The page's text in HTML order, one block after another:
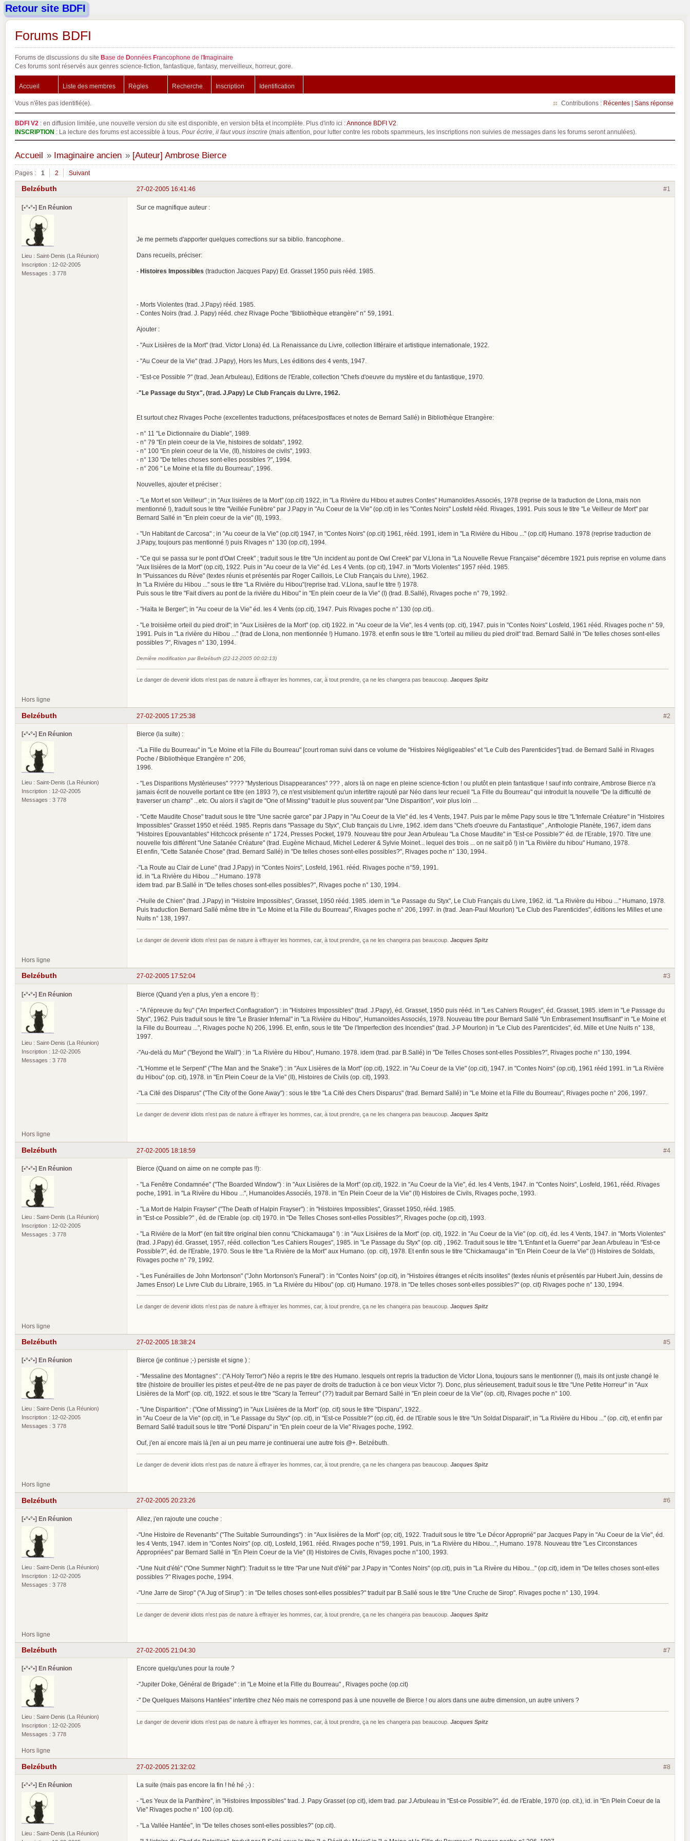
Retour site BDFI
Forums BDFI
Forums de discussions du site Base de Données Francophone de l'Imaginaire
Ces forums sont réservés aux genres science-fiction, fantastique, fantasy, merveilleux, horreur, gore.
Accueil Liste des membres Règles Recherche Inscription Identification
Vous n'êtes pas identifié(e). Contributions : Récentes | Sans réponse
BDFI V2 : en diffusion limitée, une nouvelle version du site est disponible, en version bêta et incomplète. Plus d'info ici :Annonce BDFI V2
INSCRIPTION : La lecture des forums est accessible à tous. Pour écrire, il faut vous inscrire (mais attention, pour lutter contre les robots spammeurs, les inscriptions non suivies de messages dans les forums seront annulées).
Accueil » Imaginaire ancien » [Auteur] Ambrose Bierce
Pages : 1 2 Suivant
#1
27-02-2005 16:41:46
Belzébuth
[•°•°•] En Réunion
Lieu : Saint-Denis (La Réunion)
Inscription : 12-02-2005
Messages : 3 778
Sur ce magnifique auteur :
Je me permets d'apporter quelques corrections sur sa biblio. francophone.
Dans recueils, préciser:
- Histoires Impossibles (traduction Jacques Papy) Ed. Grasset 1950 puis rééd. 1985.
- Morts Violentes (trad. J.Papy) rééd. 1985.
- Contes Noirs (trad. J. Papy) rééd. chez Rivage Poche "Bibliothèque etrangère" n° 59, 1991.
Ajouter :
- "Aux Lisières de la Mort" (trad. Victor Llona) éd. La Renaissance du Livre, collection littéraire et artistique internationale, 1922.
- "Au Coeur de la Vie" (trad. J.Papy), Hors les Murs, Les éditions des 4 vents, 1947.
- "Est-ce Possible ?" (trad. Jean Arbuleau), Editions de l'Erable, collection "Chefs d'oeuvre du mystère et du fantastique, 1970.
-"Le Passage du Styx", (trad. J.Papy) Le Club Français du Livre, 1962.
Et surtout chez Rivages Poche (excellentes traductions, préfaces/postfaces et notes de Bernard Sallé) in Bibliothèque Etrangère:
- n° 11 "Le Dictionnaire du Diable", 1989.
- n° 79 "En plein coeur de la Vie, histoires de soldats", 1992.
- n° 100 "En plein coeur de la Vie, (II), histoires de civils", 1993.
- n° 130 "De telles choses sont-elles possibles ?", 1994.
- n° 206 " Le Moine et la fille du Bourreau", 1996.
Nouvelles, ajouter et préciser :
- "Le Mort et son Veilleur" ; in "Aux lisières de la Mort" (op.cit) 1922, in "La Rivière du Hibou et autres Contes" Humanoïdes Associés, 1978 (reprise de la traduction de Llona, mais non
mentionné !), traduit sous le titre "Veillée Funèbre" par J.Papy in "Au Coeur de la Vie" (op.cit) in les "Contes Noirs" Losfeld rééd. Rivages, 1991. Puis sous le titre "Le Veilleur de Mort" par
Bernard Sallé in "En plein coeur de la vie" (II), 1993.
- "Un Habitant de Carcosa" ; in "Au coeur de la Vie" (op.cit) 1947, in "Contes Noirs" (op.cit) 1961, rééd. 1991, idem in "La Rivière du Hibou ..." (op.cit) Humano. 1978 (reprise traduction de
J.Papy, toujours pas mentionné !) puis Rivages n° 130 (op.cit), 1994.
- "Ce qui se passa sur le pont d'Owl Creek" ; traduit sous le titre "Un incident au pont de Owl Creek" par V.Llona in "La Nouvelle Revue Française" décembre 1921 puis reprise en volume dans
"Aux lisières de la Mort" (op.cit), 1922. Puis in "Au coeur de la Vie" éd. Les 4 Vents. (op cit), 1947. in "Morts Violentes" 1957 rééd. 1985.
In "Puissances du Rève" (textes réunis et présentés par Roger Caillois, Le Club Français du Livre), 1962.
In "La Rivière du Hibou ..." sous le titre "La Rivière du Hibou"(reprise trad. V.Llona, sauf le titre !) 1978.
Puis sous le titre "Fait divers au pont de la rivière du Hibou" in "En plein coeur de la Vie" (I) (trad. B.Sallé), Rivages poche n° 79, 1992.
- "Haïta le Berger"; in "Au coeur de la Vie" éd. les 4 Vents (op.cit), 1947. Puis Rivages poche n° 130 (op.cit).
- "Le troisième orteil du pied droit"; in "Aux Lisières de la Mort" (op. cit) 1922. in "Au coeur de la Vie", les 4 vents (op. cit), 1947. puis in "Contes Noirs" Losfeld, 1961 rééd. Rivages poche n° 59,
1991. Puis in "La rivière du Hibou ..." (trad de Llona, non mentionnée !) Humano. 1978. et enfin sous le titre "L'orteil au milieu du pied droit" trad. Bernard Sallé in "De telles choses sont-elles
possibles ?", Rivages n° 130, 1994.
Dernière modification par Belzébuth (22-12-2005 00:02:13)
Le danger de devenir idiots n'est pas de nature à effrayer les hommes, car, à tout prendre, ça ne les changera pas beaucoup. Jacques Spitz
Hors ligne
#2
27-02-2005 17:25:38
Belzébuth
[•°•°•] En Réunion
Lieu : Saint-Denis (La Réunion)
Inscription : 12-02-2005
Messages : 3 778
Bierce (la suite) :
-"La Fille du Bourreau" in "Le Moine et la Fille du Bourreau" [court roman suivi dans ce volume de "Histoires Négligeables" et "Le Culb des Parenticides"] trad. de Bernard Sallé in Rivages
Poche / Bibliothèque Etrangère n° 206,
1996.
- "Les Disparitions Mystèrieuses" ???? "Mysterious Disappearances" ??? , alors là on nage en pleine science-fiction ! ou plutôt en plein fantastique ! sauf info contraire, Ambrose Bierce n'a
jamais écrit de nouvelle portant ce titre (en 1893 ?), ce n'est visiblement qu'un intertitre rajouté par Néo dans leur recueil "La Fille du Bourreau" qui introduit la nouvelle "De la difficulté de
traverser un champ" ...etc. Ou alors il s'agit de "One of Missing" traduit le plus souvent par "Une Disparition", voir plus loin ...
- "Cette Maudite Chose" traduit sous le titre "Une sacrée garce" par J.Papy in "Au Coeur de la Vie" éd. les 4 Vents, 1947. Puis par le même Papy sous le titre "L'Infernale Créature" in "Histoires
Impossibles" Grasset 1950 et rééd. 1985. Repris dans "Passage du Styx", Club français du Livre, 1962. idem dans "Chefs d'oeuvre du Fantastique" , Anthologie Planète, 1967, idem dans
"Histoires Epouvantables" Hitchcock présente n° 1724, Presses Pocket, 1979. Nouveau titre pour Jean Arbuleau "La Chose Maudite" in "Est-ce Possible?" éd. de l'Erable, 1970. Titre une
nouvelle fois différent "Une Satanée Créature" (trad. Eugène Michaud, Michel Lederer & Sylvie Moinet... lequel des trois ... on ne sait pô !) in "La Rivière du hibou" Humano, 1978.
Et enfin, "Cette Satanée Chose" (trad. Bernard Sallé) in "De telles choses sont-elles possibles?", Rivages poche n° 130, 1994.
-"La Route au Clair de Lune" (trad J.Papy) in "Contes Noirs", Losfeld, 1961. rééd. Rivages poche n°59, 1991.
id. in "La Rivière du Hibou ..." Humano. 1978
idem trad. par B.Sallé in "De telles choses sont-elles possibles?", Rivages poche n° 130, 1994.
-"Huile de Chien" (trad. J.Papy) in "Histoire Impossibles", Grasset, 1950 rééd. 1985. idem in "Le Passage du Styx", Le Club Français du Livre, 1962. id. "La Rivière du Hibou ..." Humano, 1978.
Puis traduction Bernard Sallé même titre in "Le Moine et la Fille du Bourreau", Rivages poche n° 206, 1997. in (trad. Jean-Paul Mourlon) "Le Club des Parenticides", éditions les Milles et une
Nuits n° 138, 1997.
Le danger de devenir idiots n'est pas de nature à effrayer les hommes, car, à tout prendre, ça ne les changera pas beaucoup. Jacques Spitz
Hors ligne
#3
27-02-2005 17:52:04
Belzébuth
[•°•°•] En Réunion
Lieu : Saint-Denis (La Réunion)
Inscription : 12-02-2005
Messages : 3 778
Bierce (Quand y'en a plus, y'en a encore !!) :
- "A l'épreuve du feu" ("An Imperfect Conflagration") : in "Histoires Impossibles" (trad. J.Papy), éd. Grasset, 1950 puis rééd. in "Les Cahiers Rouges", éd. Grasset, 1985. idem in "Le Passage du
Styx", 1962. Puis traduit sous le titre "Le Brasier Infernal" in "La Rivière du Hibou", Humanoïdes Associés, 1978. Nouveau titre pour Bernard Sallé "Un Embrasement Insuffisant" in "Le Moine et
la Fille du Bourreau ...", Rivages poche N) 206, 1996. Et, enfin, sous le tite "De l'Imperfection des Incendies" (trad. J-P Mourlon) in "Le Club des Parenticides", éd. Mille et Une Nuits n° 138,
1997.
-"Au-delà du Mur" ("Beyond the Wall") : in "La Rivière du Hibou", Humano. 1978. idem (trad. par B.Sallé) in "De Telles Choses sont-elles Possibles?", Rivages poche n° 130, 1994.
-"L'Homme et le Serpent" ("The Man and the Snake") : in "Aux Lisières de la Mort" (op.cit), 1922. in "Au Coeur de la Vie" (op.cit), 1947. in "Contes Noirs" (op.cit), 1961 rééd 1991. in "La Rivière
du Hibou" (op. cit), 1978. in "En Plein Coeur de la Vie" (II), Histoires de Civils (op. cit), 1993.
-"La Cité des Disparus" ("The City of the Gone Away") : sous le titre "La Cité des Chers Disparus" (trad. Bernard Sallé) in "Le Moine et la Fille du Bourreau", Rivages poche n° 206, 1997.
Le danger de devenir idiots n'est pas de nature à effrayer les hommes, car, à tout prendre, ça ne les changera pas beaucoup. Jacques Spitz
Hors ligne
#4
27-02-2005 18:18:59
Belzébuth
[•°•°•] En Réunion
Lieu : Saint-Denis (La Réunion)
Inscription : 12-02-2005
Messages : 3 778
Bierce (Quand on aime on ne compte pas !!):
- "La Fenêtre Condamnée" ("The Boarded Window") : in "Aux Lisières de la Mort" (op.cit), 1922. in "Au Coeur de la Vie", éd. les 4 Vents, 1947. in "Contes Noirs", Losfeld, 1961, rééd. Rivages
poche, 1991. in "La Rivère du Hibou ...", Humanoïdes Associés, 1978. in "En Plein Coeur de la Vie" (II) Histoires de Civils, Rivages poche, 1993.
- "La Mort de Halpin Frayser" ("The Death of Halpin Frayser") : in "Histoires Impossibles", Grasset 1950, rééd. 1985.
in "Est-ce Possible?" , éd. de l'Erable (op. cit) 1970. in "De Telles Choses sont-elles Possibles?", Rivages poche (op.cit), 1993.
- "La Rivière de la Mort" (en fait titre original bien connu "Chickamauga" !) : in "Aux Lisières de la Mort" (op. cit), 1922. in "Au Coeur de la Vie" (op. cit), éd. les 4 Vents, 1947. in "Morts Violentes"
(trad. J.Papy) éd. Grasset, 1957, rééd. collection "Les Cahiers Rouges", 1985. in "Le Passage du Styx" (op. cit) , 1962. Traduit sous le titre "L'Enfant et la Guerre" par Jean Arbuleau in "Est-ce
Possible?", éd. de l'Erable, 1970. Sous le titre "La Rivière de la Mort" aux Humano. (op. cit), 1978. Et enfin sous le titre "Chickamauga" in "En Plein Coeur de la Vie" (I) Histoires de Soldats,
Rivages poche n° 79, 1992.
- "Les Funérailles de John Mortonson" ("John Mortonson's Funeral") : in "Contes Noirs" (op.cit), in "Histoires étranges et récits insolites" (textes réunis et présentés par Hubert Juin, dessins de
James Ensor) Le Livre Club du Libraire, 1965. in "La Rivière du Hibou" (op. cit) Humano. 1978. in "De telles choses sont-elles possibles?" (op. cit) Rivages poche n° 130, 1994.
Le danger de devenir idiots n'est pas de nature à effrayer les hommes, car, à tout prendre, ça ne les changera pas beaucoup. Jacques Spitz
Hors ligne
#5
27-02-2005 18:38:24
Belzébuth
[•°•°•] En Réunion
Lieu : Saint-Denis (La Réunion)
Inscription : 12-02-2005
Messages : 3 778
Bierce (je continue ;-) persiste et signe ) :
- "Messaline des Montagnes" : ("A Holy Terror") Néo a repris le titre des Humano. lesquels ont repris la traduction de Victor Llona, toujours sans le mentionner (!), mais ils ont juste changé le
titre (histoire de brouiller les pistes et peut-être de ne pas payer de droits de traduction à ce bon vieux Victor ?). Donc, plus sérieusement, traduit sous le titre "Une Petite Horreur" in "Aux
Lisières de la Mort" (op. cit), 1922. et sous le titre "Scary la Terreur" (??) traduit par Bernard Sallé in "En plein coeur de la Vie" (op. cit), Rivages poche n° 100.
- "Une Disparition" : ("One of Missing") in "Aux Lisières de la Mort" (op. cit) sous le titre "Disparu", 1922.
in "Au Coeur de la Vie" (op.cit), in "Le Passage du Styx" (op. cit), in "Est-ce Possible?" (op.cit), éd. de l'Erable sous le titre "Un Soldat Disparait", in "La Rivière du Hibou ..." (op. cit), et enfin par
Bernard Sallé traduit sous le titre "Porté Disparu" in "En plein coeur de la Vie" Rivages poche, 1992.
Ouf, j'en ai encore mais là j'en ai un peu marre je continuerai une autre fois @+. Belzébuth.
Le danger de devenir idiots n'est pas de nature à effrayer les hommes, car, à tout prendre, ça ne les changera pas beaucoup. Jacques Spitz
Hors ligne
#6
27-02-2005 20:23:26
Belzébuth
[•°•°•] En Réunion
Lieu : Saint-Denis (La Réunion)
Inscription : 12-02-2005
Messages : 3 778
Allez, j'en rajoute une couche :
-"Une Histoire de Revenants" ("The Suitable Surroundings") : in "Aux lisières de la Mort" (op; cit), 1922. Traduit sous le titre "Le Décor Approprié" par Jacques Papy in "Au Coeur de la Vie", éd.
les 4 Vents, 1947. idem in "Contes Noirs" (op. cit), Losfeld, 1961. rééd. Rivages poche n°59, 1991. Puis, in "La Rivière du Hibou...", Humano. 1978. Nouveau titre "Les Circonstances
Appropriées" par Bernard Sallé in "En Plein Coeur de la Vie" (II) Histoires de Civils, Rivages poche n°100, 1993.
-"Une Nuit d'été" ("One Summer Night"): Traduit ss le titre "Par une Nuit d'été" par J.Papy in "Contes Noirs" (op.cit), puis in "La Rivère du Hibou..." (op.cit), idem in "De telles choses sont-elles
possibles ?" Rivages poche, 1994.
-"Une Jarre de Sirop" ("A Jug of Sirup") : in "De telles choses sont-elles possibles?" traduit par B.Sallé sous le titre "Une Cruche de Sirop". Rivages poche n° 130, 1994.
Le danger de devenir idiots n'est pas de nature à effrayer les hommes, car, à tout prendre, ça ne les changera pas beaucoup. Jacques Spitz
Hors ligne
#7
27-02-2005 21:04:30
Belzébuth
[•°•°•] En Réunion
Lieu : Saint-Denis (La Réunion)
Inscription : 12-02-2005
Messages : 3 778
Encore quelqu'unes pour la route ?
-"Jupiter Doke, Général de Brigade" : in "Le Moine et la Fille du Bourreau" , Rivages poche (op.cit)
-" De Quelques Maisons Hantées" intertitre chez Néo mais ne correspond pas à une nouvelle de Bierce ! ou alors dans une autre dimension, un autre univers ?
Le danger de devenir idiots n'est pas de nature à effrayer les hommes, car, à tout prendre, ça ne les changera pas beaucoup. Jacques Spitz
Hors ligne
#8
27-02-2005 21:32:02
Belzébuth
[•°•°•] En Réunion
Lieu : Saint-Denis (La Réunion)
La suite (mais pas encore la fin ! hé hé ;-) :
- "Les Yeux de la Panthère", in "Histoires Impossibles" trad. J. Papy Grasset (op cit), idem trad. par J.Arbuleau in "Est-ce Possible?", éd. de l'Erable, 1970 (op. cit.), id. in "En Plein Coeur de la
Vie" Rivages poche n° 100 (op.cit).
- "La Vallée Hantée", in "De telles choses sont-elles possibles?" (op.cit).